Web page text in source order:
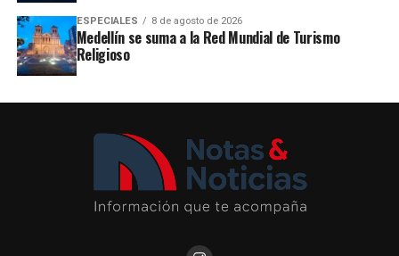
ESPECIALES 8 de agosto de 2026
Medellín se suma a la Red Mundial de Turismo
Religioso